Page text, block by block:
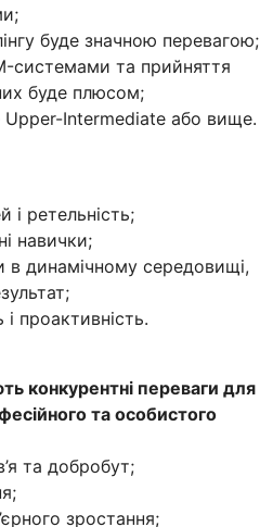
буде значною перевагою;
системами та прийняття
буде плюсом;
Upper-Intermediate або вище.
і ретельність;
навички;
в динамічному середовищі,
проактивність.
конкурентні переваги для
та особистого
та добробут;
зростання;